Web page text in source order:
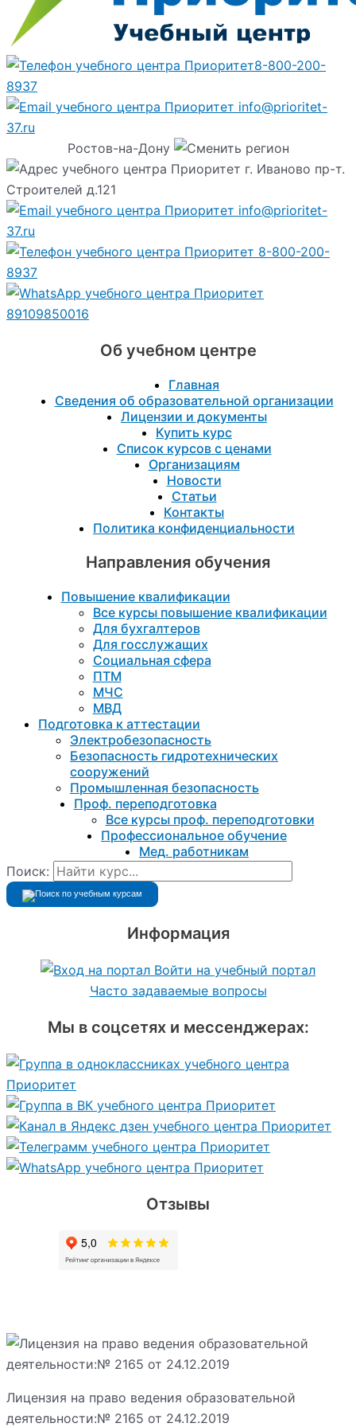
8-800-200-
8937
info@prioritet-
37.ru
Ростов-на-Дону
г. Иваново пр-т.
Строителей д.121
info@prioritet-
37.ru
8-800-200-
8937
89109850016
Об учебном центре
Главная
Сведения об образовательной организации
Лицензии и документы
Купить курс
Список курсов с ценами
Организациям
Новости
Статьи
Контакты
Политика конфиденциальности
Направления обучения
Повышение квалификации
Все курсы повышение квалификации
Для бухгалтеров
Для госслужащих
Социальная сфера
ПТМ
МЧС
МВД
Подготовка к aттестации
Электробезопасность
Безопасность гидротехнических
сооружений
Промышленная безопасность
Проф. переподготовка
Все курсы проф. переподготовки
Профессиональное обучение
Мед. работникам
Поиск:
Информация
Войти на учебный портал
Часто задаваемые вопросы
Мы в соцсетях и мессенджерах:
Отзывы
Лицензия на право ведения образовательной
деятельности:№ 2165 от 24.12.2019